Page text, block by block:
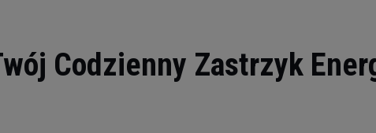
Codzienny Zastrzyk